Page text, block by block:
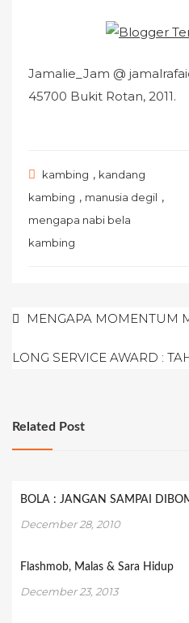
Jamalie_Jam @
45700 Bukit Rotan, 2011.
kambing , kandang
kambing , manusia degil ,
mengapa nabi bela
kambing
PostMENGAPA MOMENTUM
LONG SERVICE AWARD :
Related Post
BOLA : JANGAN SAMPAI
December 28, 2010
Flashmob, Malas & Sara Hidup
December 23, 2013